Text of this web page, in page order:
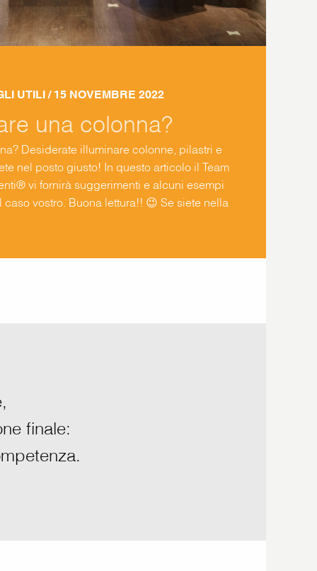
UTILI / 15 NOVEMBRE 2022
una colonna?
Desiderate illuminare colonne, pilastri e
nel posto giusto! In questo articolo il Team
vi fornirà suggerimenti e alcuni esempi
vostro. Buona lettura!! 😉 Se siete nella
finale: